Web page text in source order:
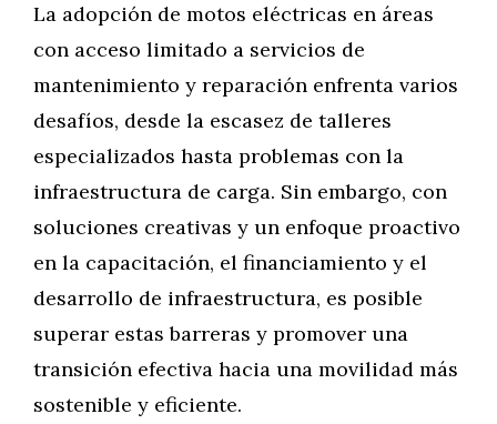
La adopción de motos eléctricas en áreas
con acceso limitado a servicios de
mantenimiento y reparación enfrenta varios
desafíos, desde la escasez de talleres
especializados hasta problemas con la
infraestructura de carga. Sin embargo, con
soluciones creativas y un enfoque proactivo
en la capacitación, el financiamiento y el
desarrollo de infraestructura, es posible
superar estas barreras y promover una
transición efectiva hacia una movilidad más
sostenible y eficiente.